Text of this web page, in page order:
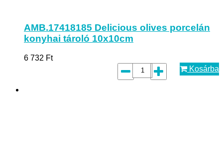
AMB.17418185 Delicious olives porcelán
konyhai tároló 10x10cm
6 732 Ft
Kosárba